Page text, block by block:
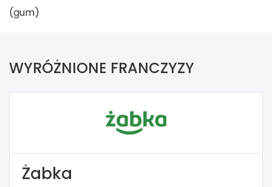
(gum)
WYRÓŻNIONE FRANCZYZY
Żabka